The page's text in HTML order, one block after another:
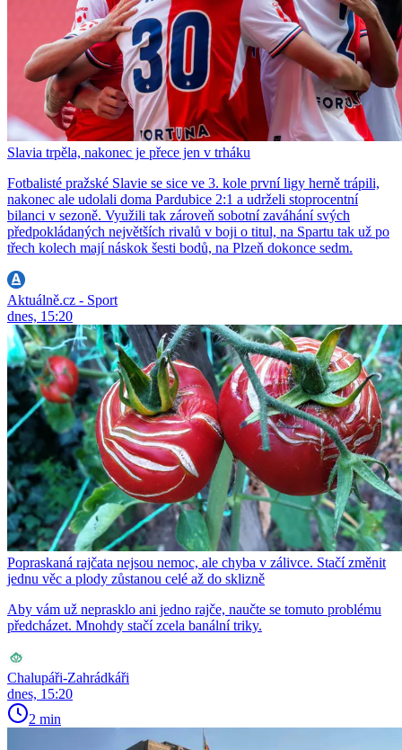
Slavia trpěla, nakonec je přece jen v trháku
Fotbalisté pražské Slavie se sice ve 3. kole první ligy herně trápili,
nakonec ale udolali doma Pardubice 2:1 a udrželi stoprocentní
bilanci v sezoně. Využili tak zároveň sobotní zaváhání svých
předpokládaných největších rivalů v boji o titul, na Spartu tak už po
třech kolech mají náskok šesti bodů, na Plzeň dokonce sedm.
Aktuálně.cz - Sport
dnes, 15:20
Popraskaná rajčata nejsou nemoc, ale chyba v zálivce. Stačí změnit
jednu věc a plody zůstanou celé až do sklizně
Aby vám už neprasklo ani jedno rajče, naučte se tomuto problému
předcházet. Mnohdy stačí zcela banální triky.
Chalupáři-Zahrádkáři
dnes, 15:20
2 min